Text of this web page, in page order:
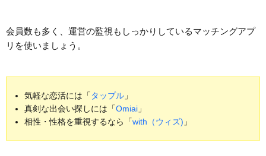
会員数も多く、運営の監視もしっかりしているマッチングアプ
リを使いましょう。
気軽な恋活には「 タップル 」
真剣な出会い探しには「Omiai 」
相性・性格を重視するなら「with（ウィズ) 」